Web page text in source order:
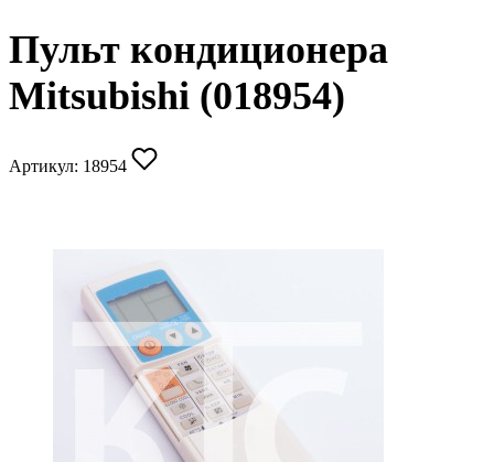
Пульт кондиционера
Mitsubishi (018954)
Артикул: 18954